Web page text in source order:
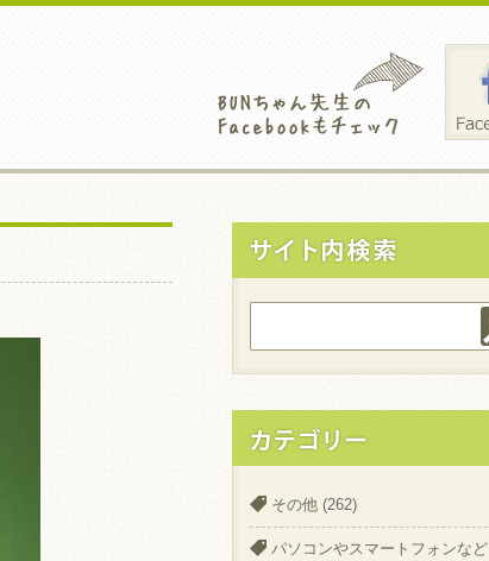
その他 (262)
パソコンやスマートフォンなど